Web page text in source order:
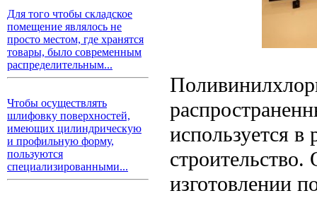
Для того чтобы складское
помещение являлось не
просто местом, где хранятся
товары, было современным
распределительным...
Чтобы осуществлять
шлифовку поверхностей,
имеющих цилиндрическую
и профильную форму,
пользуются
специализированными...
используется
изготовлении